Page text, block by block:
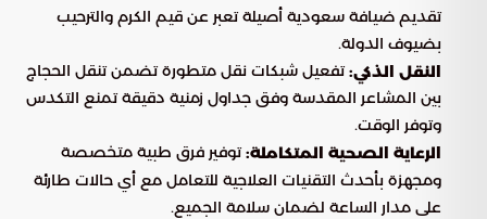
تقديم ضيافة سعودية أصيلة تعبر عن قيم الكرم والترحيب
بضيوف الدولة.
النقل الذكي:تفعيل شبكات نقل متطورة تضمن تنقل الحجاج
بين المشاعر المقدسة وفق جداول زمنية دقيقة تمنع التكدس
وتوفر الوقت.
الرعاية الصحية المتكاملة:توفير فرق طبية متخصصة
ومجهزة بأحدث التقنيات العلاجية للتعامل مع أي حالات طارئة
على مدار الساعة لضمان سلامة الجميع.